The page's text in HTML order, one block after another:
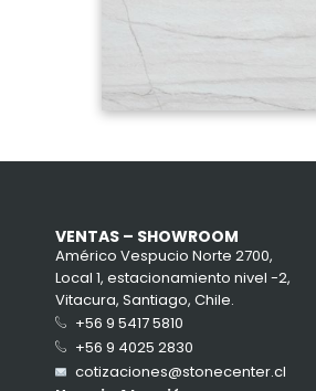
VENTAS – SHOWROOM
Américo Vespucio Norte 2700,
Local 1, estacionamiento nivel -2,
Vitacura, Santiago, Chile.
+56 9 5417 5810
+56 9 4025 2830
cotizaciones@stonecenter.cl